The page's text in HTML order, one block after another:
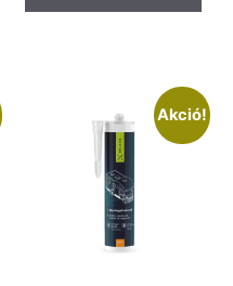
Akció!